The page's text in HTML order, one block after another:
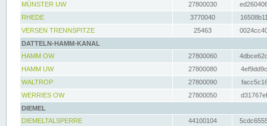
MÜNSTER UW
27800030
RHEDE
3770040
VERSEN TRENNSPITZE
25463
DATTELN-HAMM-KANAL
HAMM OW
27800060
HAMM UW
27800080
WALTROP
27800090
WERRIES OW
27800050
DIEMEL
DIEMELTALSPERRE
44100104